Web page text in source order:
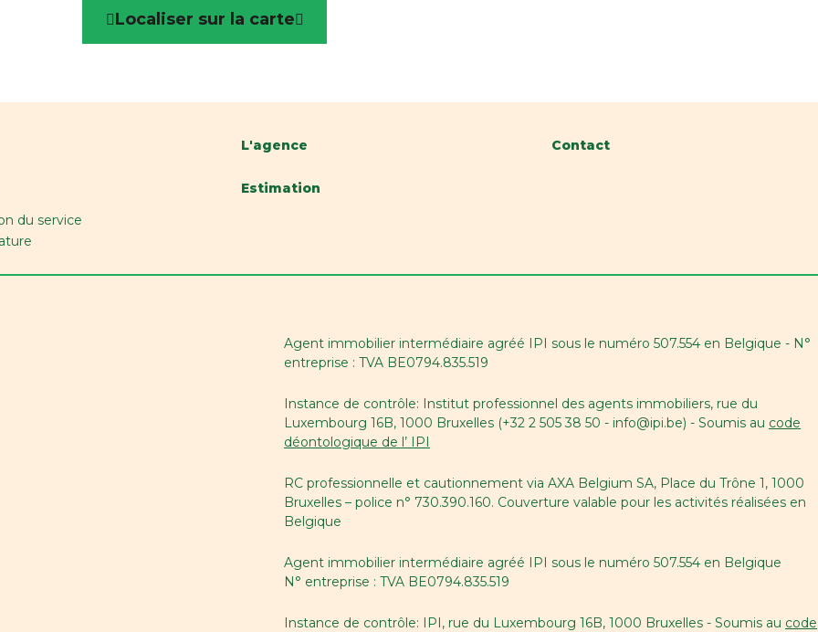
Localiser sur la carte
du service
L'agence
Estimation
Contact
Agent immobilier intermédiaire agréé IPI sous le numéro 507.554 en Belgique - N°
entreprise : TVA BE0794.835.519
Instance de contrôle: Institut professionnel des agents immobiliers, rue du
Luxembourg 16B, 1000 Bruxelles (+32 2 505 38 50 - info@ipi.be) - Soumis au code
déontologique de l’ IPI
RC professionnelle et cautionnement via AXA Belgium SA, Place du Trône 1, 1000
Bruxelles – police n° 730.390.160. Couverture valable pour les activités réalisées en
Belgique
Agent immobilier intermédiaire agréé IPI sous le numéro 507.554 en Belgique
N° entreprise : TVA BE0794.835.519
Instance de contrôle: IPI, rue du Luxembourg 16B, 1000 Bruxelles - Soumis au code